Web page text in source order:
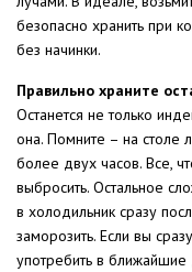
безопасно хранить при
без начинки.
Правильно храните
Останется не только
она. Помните – на столе
более двух часов. Все,
выбросить. Остальное
в холодильник сразу
заморозить. Если вы
употребить в ближайшие